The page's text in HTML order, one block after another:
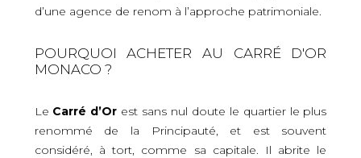
d’une agence de renom à l’approche patrimoniale.
POURQUOI ACHETER AU CARRÉ D'OR
MONACO ?
Le Carré d’Or est sans nul doute le quartier le plus
renommé de la Principauté, et est souvent
considéré, à tort, comme sa capitale. Il abrite le